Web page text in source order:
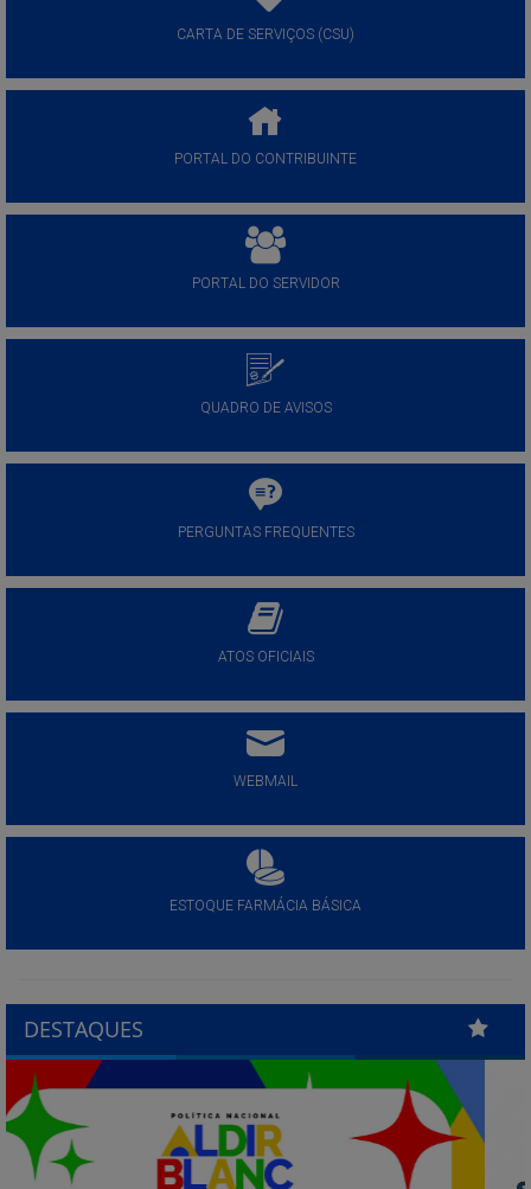
CARTA DE SERVIÇOS (CSU)
PORTAL DO CONTRIBUINTE
PORTAL DO SERVIDOR
QUADRO DE AVISOS
PERGUNTAS FREQUENTES
ATOS OFICIAIS
WEBMAIL
ESTOQUE FARMÁCIA BÁSICA
DESTAQUES